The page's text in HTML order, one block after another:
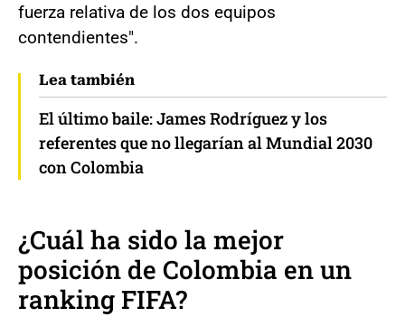
fuerza relativa de los dos equipos
contendientes".
Lea también
El último baile: James Rodríguez y los
referentes que no llegarían al Mundial 2030
con Colombia
¿Cuál ha sido la mejor
posición de Colombia en un
ranking FIFA?